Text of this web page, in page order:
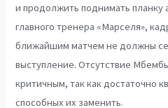
и продолжить поднимать планку
главного тренера «Марселя»,
ближайшим матчем не должны
выступление. Отсутствие
критичным, так как достаточно
способных их заменить.